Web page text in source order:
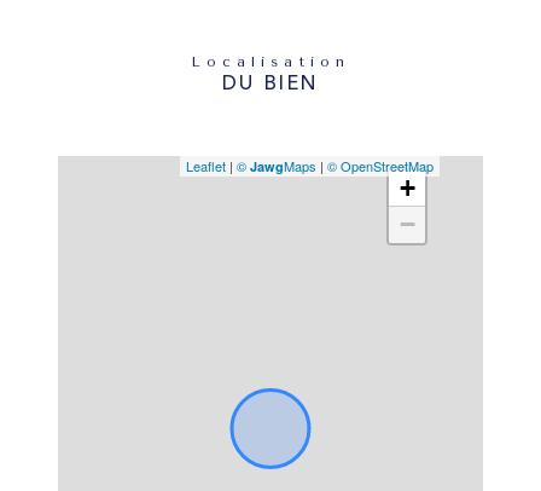
Localisation
DU BIEN
+
−
Leaflet | © JawgMaps | © OpenStreetMap